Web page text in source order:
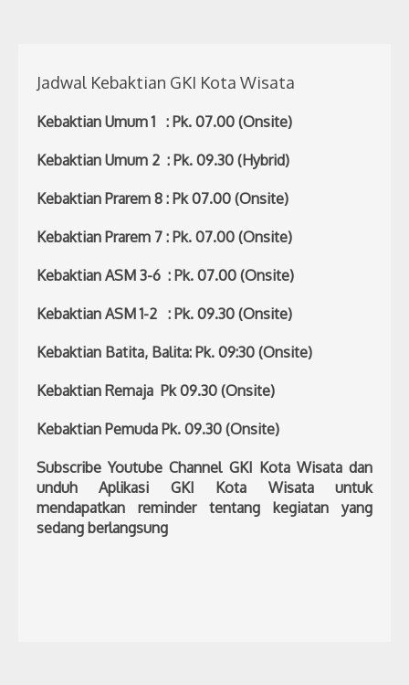
Jadwal Kebaktian GKI Kota Wisata
Kebaktian Umum 1 : Pk. 07.00 (Onsite)
Kebaktian Umum 2 : Pk. 09.30 (Hybrid)
Kebaktian Prarem 8 : Pk 07.00 (Onsite)
Kebaktian Prarem 7 : Pk. 07.00 (Onsite)
Kebaktian ASM 3-6 : Pk. 07.00 (Onsite)
Kebaktian ASM 1-2 : Pk. 09.30 (Onsite)
Kebaktian Batita, Balita: Pk. 09:30 (Onsite)
Kebaktian Remaja Pk 09.30 (Onsite)
Kebaktian Pemuda Pk. 09.30 (Onsite)
Subscribe Youtube Channel GKI Kota Wisata dan
unduh Aplikasi GKI Kota Wisata untuk
mendapatkan reminder tentang kegiatan yang
sedang berlangsung